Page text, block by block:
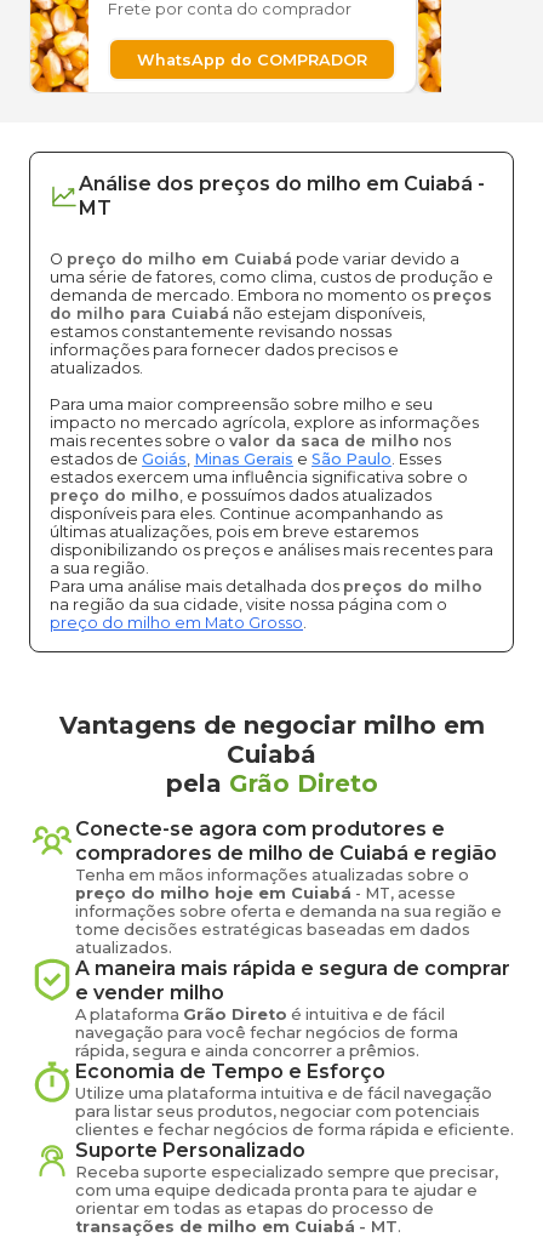
Frete por conta do comprador
WhatsApp do COMPRADOR
Análise dos preços do milho em Cuiabá -
MT
O preço do milho em Cuiabá pode variar devido a
uma série de fatores, como clima, custos de produção e
demanda de mercado. Embora no momento os preços
do milho para Cuiabá não estejam disponíveis,
estamos constantemente revisando nossas
informações para fornecer dados precisos e
atualizados.
Para uma maior compreensão sobre milho e seu
impacto no mercado agrícola, explore as informações
mais recentes sobre o valor da saca de milho nos
estados de Goiás, Minas Gerais e São Paulo. Esses
estados exercem uma influência significativa sobre o
preço do milho, e possuímos dados atualizados
disponíveis para eles. Continue acompanhando as
últimas atualizações, pois em breve estaremos
disponibilizando os preços e análises mais recentes para
a sua região.
Para uma análise mais detalhada dos preços do milho
na região da sua cidade, visite nossa página com o
preço do milho em Mato Grosso.
Vantagens de negociar milho em
Cuiabá
pela Grão Direto
Conecte-se agora com produtores e
compradores de milho de Cuiabá e região
Tenha em mãos informações atualizadas sobre o
preço do milho hoje em Cuiabá - MT, acesse
informações sobre oferta e demanda na sua região e
tome decisões estratégicas baseadas em dados
atualizados.
A maneira mais rápida e segura de comprar
e vender milho
A plataforma Grão Direto é intuitiva e de fácil
navegação para você fechar negócios de forma
rápida, segura e ainda concorrer a prêmios.
Economia de Tempo e Esforço
Utilize uma plataforma intuitiva e de fácil navegação
para listar seus produtos, negociar com potenciais
clientes e fechar negócios de forma rápida e eficiente.
Suporte Personalizado
Receba suporte especializado sempre que precisar,
com uma equipe dedicada pronta para te ajudar e
orientar em todas as etapas do processo de
transações de milho em Cuiabá - MT.